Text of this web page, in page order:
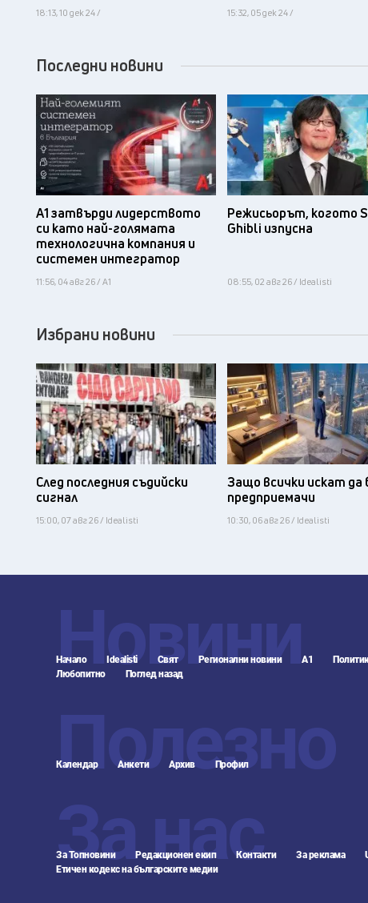
18:13, 10 дек 24 / 15:32, 05 дек 24 /
Последни новини
А1 затвърди лидерството
си като най-голямата
технологична компания и
системен интегратор
11:56, 04 авг 26 / А1
Режисьорът, когото
Ghibli изпусна
08:55, 02 авг 26 / Idealisti
Избрани новини
След последния съдийски
сигнал
15:00, 07 авг 26 / Idealisti
Защо всички искат да
предприемачи
10:30, 06 авг 26 / Idealisti
Новини
Начало Idealisti Свят Регионални новини А1
Любопитно
Поглед назад
Полезно
Календар Анкети Архив Профил
За нас
За Топновини Редакционен екип Контакти За реклама
Етичен кодекс на българските медии